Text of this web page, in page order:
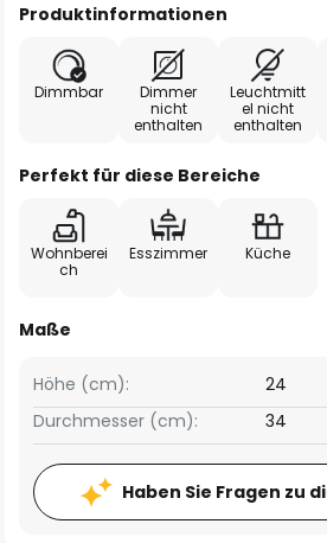
Produktinformationen
Dimmbar
Dimmer
nicht
enthalten
Leuchtmitt
el nicht
enthalten
Perfekt für diese Bereiche
Wohnberei
ch
Esszimmer Küche
Maße
Höhe (cm):
24
Durchmesser (cm):
34
Haben Sie Fragen zu